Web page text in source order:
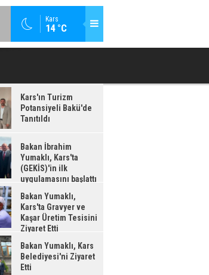
Kars
14 °C
BAKAN İBRAHIM YUMAKLI, KARS'TA (GEKİS)'IN ILK
Kars'ın Turizm
Potansiyeli Bakü'de
Tanıtıldı
Bakan İbrahim
Yumaklı, Kars'ta
(GEKİS)'in ilk
uygulamasını başlattı
Bakan Yumaklı,
Kars'ta Gravyer ve
Kaşar Üretim Tesisini
Ziyaret Etti
Bakan Yumaklı, Kars
Belediyesi'ni Ziyaret
Etti